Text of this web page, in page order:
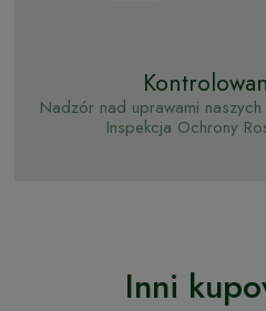
Nadzór nad uprawami
Inspekcja Ochrony
Inni